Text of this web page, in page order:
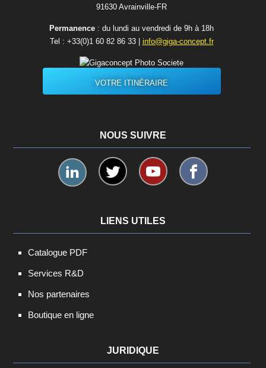
91630 Avrainvilleㅤ-ㅤFR
Permanence : du lundi au vendredi de 9h à 18h
Tel : +33(0)1 60 82 86 33| info@giga-concept.fr
VOTRE ITINÉRAIRE
NOUS SUIVRE
LIENS UTILES
Catalogue PDF
Services R&D
Nos partenaires
Boutique en ligne
JURIDIQUE